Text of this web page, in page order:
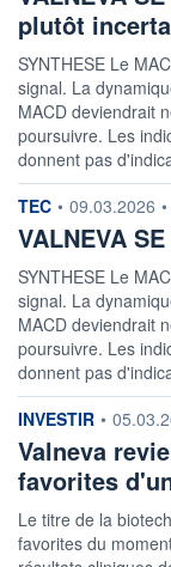
plutôt
SYNTHESE Le
signal. La
MACD deviendrait
poursuivre. Les
donnent pas
information fournie
TEC • 09.03.2026 •
VALNEVA
SYNTHESE Le
signal. La
MACD deviendrait
poursuivre. Les
donnent pas
information fournie
INVESTIR •
Valneva
favorites
Le titre de la
favorites du